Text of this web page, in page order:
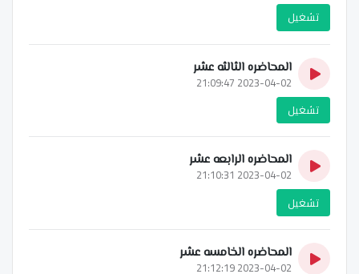
تشغيل
المحاضره الثالثه عشر
2023-04-02 21:09:47
تشغيل
المحاضره الرابعه عشر
2023-04-02 21:10:31
تشغيل
المحاضره الخامسه عشر
2023-04-02 21:12:19